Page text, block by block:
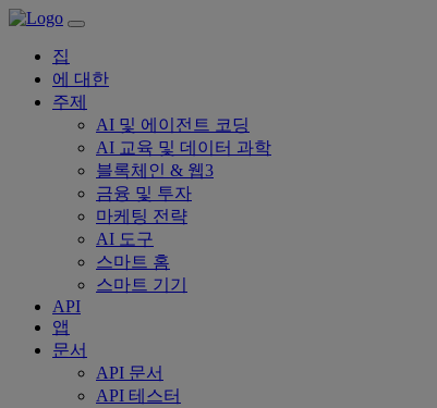
집
에 대한
주제
AI 및 에이전트 코딩
AI 교육 및 데이터 과학
블록체인 & 웹3
금융 및 투자
마케팅 전략
AI 도구
스마트 홈
스마트 기기
API
앱
문서
API 문서
API 테스터